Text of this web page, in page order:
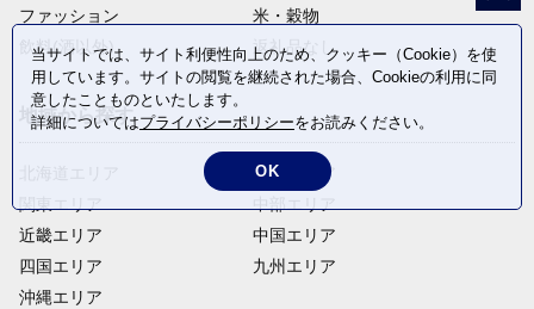
ファッション
米・穀物
飲料(酒以外)
返礼品なし
地域から探す
近畿エリア
四国エリア
沖縄エリア
東北エリア
中国エリア
九州エリア
当サイトでは、サイト利便性向上のため、クッキー（Cookie）を使
用しています。サイトの閲覧を継続された場合、Cookieの利用に同
意したことものといたします。
詳細についてはプライバシーポリシーをお読みください。
OK